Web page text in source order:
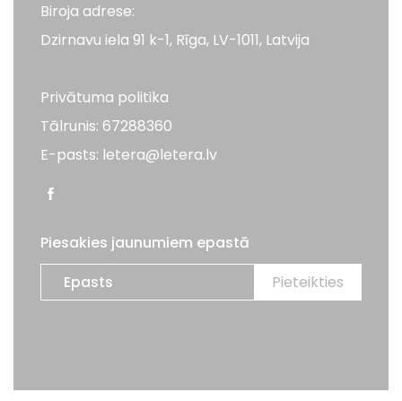
Biroja adrese:
Dzirnavu iela 91 k-1, Rīga, LV-1011, Latvija
Privātuma politika
Tālrunis: 67288360
E-pasts: letera@letera.lv
Piesakies jaunumiem epastā